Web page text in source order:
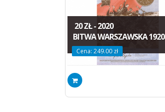
20 ZŁ - 2020
BITWA WARSZAWSKA 1920
Cena: 249.00 zł